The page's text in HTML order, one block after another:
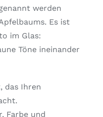
werden
Es ist
im Glas:
Töne ineinander
das Ihren
Farbe und